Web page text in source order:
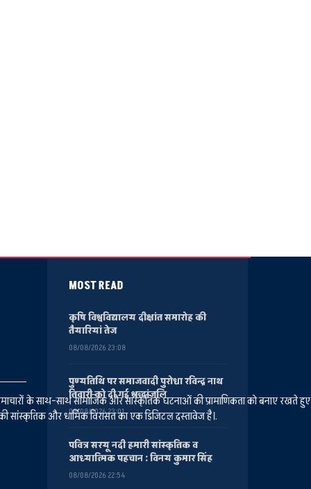
के साथ-साथ सामाजिक और सांस्कृतिक घटनाओं की प्रामाणिकता को बनाए रखते हुए
और धार्मिक विरासत का एक डिजिटल दस्तावेज है।.
MOST READ
कृषि विश्वविद्यालय दीक्षांत समारोह की
तैयारियां तेज
08/08/2026 23:08
पुण्यतिथि पर समाजवादी पुरोधा रविन्द्र नाथ
तिवारी को दी गई श्रद्धांजलि
08/08/2026 23:01
पवित्र सरयू नदी हमारी सांस्कृतिक व
आध्यात्मिक पहचान : विनय कुमार सिंह
08/08/2026 22:54